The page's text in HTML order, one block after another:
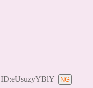
ID:eUsuzyYBlY